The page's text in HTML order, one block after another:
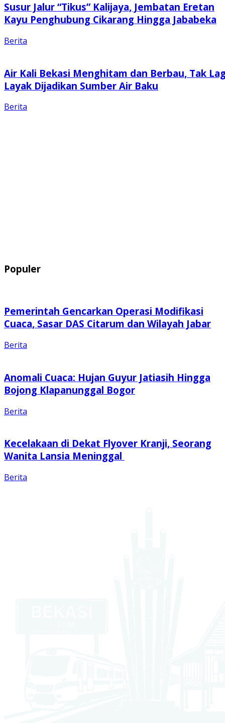
Susur Jalur “Tikus” Kalijaya, Jembatan Eretan
Kayu Penghubung Cikarang Hingga Jababeka
Berita
Air Kali Bekasi Menghitam dan Berbau, Tak
Layak Dijadikan Sumber Air Baku
Berita
Populer
Pemerintah Gencarkan Operasi Modifikasi
Cuaca, Sasar DAS Citarum dan Wilayah Jabar
Berita
Anomali Cuaca: Hujan Guyur Jatiasih Hingga
Bojong Klapanunggal Bogor
Berita
Kecelakaan di Dekat Flyover Kranji, Seorang
Wanita Lansia Meninggal
Berita